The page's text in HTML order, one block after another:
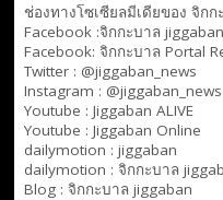
ช่องทางโซเซียลมีเดียของ จิก
Facebook :จิกกะบาล jiggaban
Facebook: จิกกะบาล Portal
Twitter : @jiggaban_news
Instagram : @jiggaban_news
Youtube : Jiggaban ALIVE
Youtube : Jiggaban Online
dailymotion : jiggaban
dailymotion : จิกกะบาล
Blog : จิกกะบาล jiggaban